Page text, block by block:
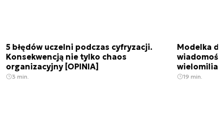
5 błędów uczelni podczas cyfryzacji.
Konsekwencją nie tylko chaos
organizacyjny [OPINIA]
3 min.
Modelka
19 min.